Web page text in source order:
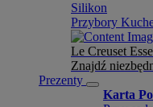
Silikon
Przybory
Le Creuset
Znajdź
Prezenty
Karta